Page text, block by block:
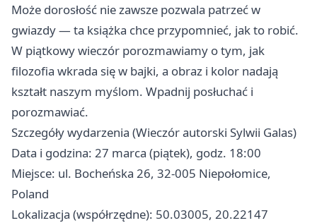
Może dorosłość nie zawsze pozwala patrzeć w
gwiazdy — ta książka chce przypomnieć, jak to robić.
W piątkowy wieczór porozmawiamy o tym, jak
filozofia wkrada się w bajki, a obraz i kolor nadają
kształt naszym myślom. Wpadnij posłuchać i
porozmawiać.
Szczegóły wydarzenia (Wieczór autorski Sylwii Galas)
Data i godzina: 27 marca (piątek), godz. 18:00
Miejsce: ul. Bocheńska 26, 32-005 Niepołomice,
Poland
Lokalizacja (współrzędne): 50.03005, 20.22147